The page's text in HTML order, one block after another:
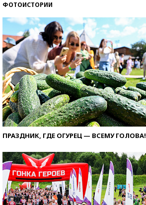
ФОТОИСТОРИИ
ПРАЗДНИК, ГДЕ ОГУРЕЦ — ВСЕМУ ГОЛОВА!